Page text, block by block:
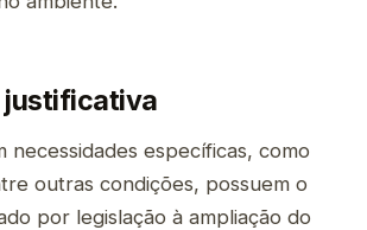
justificativa
necessidades específicas, como
outras condições, possuem o
por legislação à ampliação do